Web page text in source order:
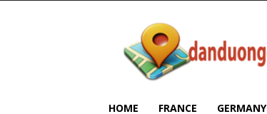
Duong
Di
HOME FRANCE GERMANY